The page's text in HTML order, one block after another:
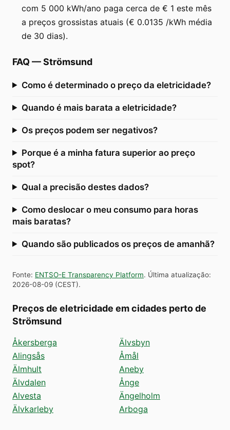
com 5 000 kWh/ano paga cerca de € 1 este mês
a preços grossistas atuais (€ 0.0135 /kWh média
de 30 dias).
FAQ —Strömsund
Como é determinado o preço da eletricidade?
Quando é mais barata a eletricidade?
Os preços podem ser negativos?
Porque é a minha fatura superior ao preço
spot?
Qual a precisão destes dados?
Como deslocar o meu consumo para horas
mais baratas?
Quando são publicados os preços de amanhã?
Fonte: ENTSO-E Transparency Platform. Última atualização:
2026-08-09 (CEST).
Preços de eletricidade em cidades perto de
Strömsund
Åkersberga
Alingsås
Älmhult
Älvdalen
Alvesta
Älvkarleby
Älvsbyn
Åmål
Aneby
Ånge
Ängelholm
Arboga